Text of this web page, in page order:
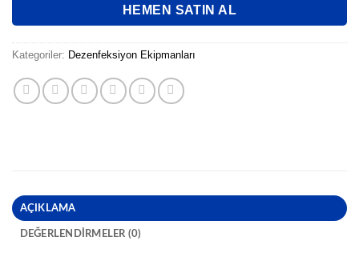
HEMEN SATIN AL
Kategoriler: Dezenfeksiyon Ekipmanları
AÇIKLAMA
DEĞERLENDIRMELER (0)